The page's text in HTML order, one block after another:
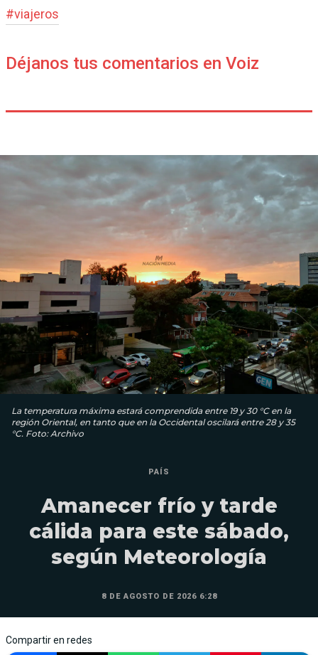
#viajeros
Déjanos tus comentarios en Voiz
La temperatura máxima estará comprendida entre 19 y 30 °C en la
región Oriental, en tanto que en la Occidental oscilará entre 28 y 35
°C. Foto: Archivo
PAÍS
Amanecer frío y tarde
cálida para este sábado,
según Meteorología
8 DE AGOSTO DE 2026 6:28
Compartir en redes